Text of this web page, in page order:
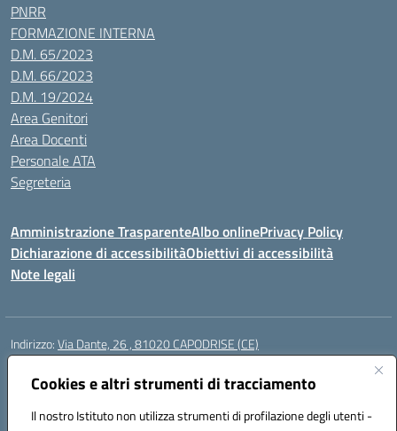
Cookies e altri strumenti di tracciamento
Il nostro Istituto non utilizza strumenti di profilazione degli utenti -
PNRR
FORMAZIONE INTERNA
D.M. 65/2023
D.M. 66/2023
D.M. 19/2024
Area Genitori
Area Docenti
Personale ATA
Segreteria
Amministrazione TrasparenteAlbo onlinePrivacy Policy
Dichiarazione di accessibilitàObiettivi di accessibilità
Note legali
Indirizzo:Via Dante, 26 , 81020 CAPODRISE (CE)
Centralino:
Posta elettronica certificata (PEC):CEIC83000V@pec.istruzione.it
Codice fiscale: 80103200616